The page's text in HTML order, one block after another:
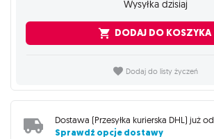
Wysyłka dzisiaj
DODAJ DO KOSZYKA
Dodaj do listy życzeń
Dostawa (Przesyłka kurierska DHL ) już od
Sprawdź opcje dostawy